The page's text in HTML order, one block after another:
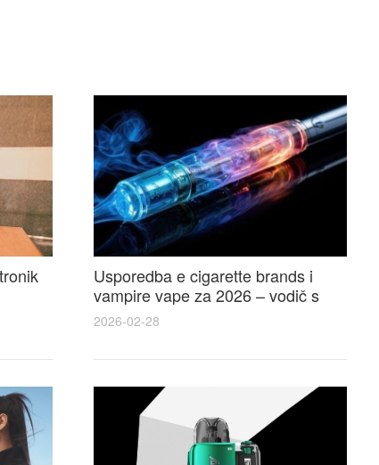
Usporedba e cigarette brands i
vampire vape za 2026 – vodič s
recenzijama, okusima i najboljim
ponudama
2026-02-28